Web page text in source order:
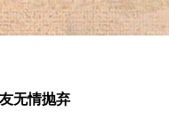
无情抛弃